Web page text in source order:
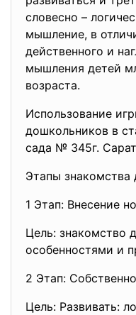
словесно –
мышление, в
действенного и
мышления детей
возраста.
Использование
дошкольников в
сада № 345г.
Этапы знакомства
1 Этап: Внесение
Цель: знакомство
особенностями и
2 Этап:
Цель: Развивать: